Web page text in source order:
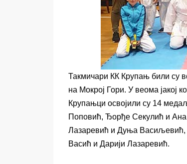
Такмичари КК Крупањ били су
на Мокрој Гори. У веома јакој
Крупањци освојили су 14
Поповић, Ђорђе Секулић и
Лазаревић и Дуња Васиљевић,
Васић и Дарији Лазаревић.